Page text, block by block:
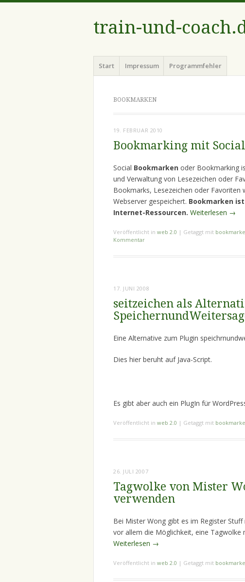
train-und-
Menü
Zum
Inhalt
Start Impressum Programmfehler
BOOKMARKEN
19. FEBRUAR 2010
Bookmarking mit
Social Bookmarken oder Bookmarking
und Verwaltung von Lesezeichen oder
Bookmarks, Lesezeichen oder
Webserver gespeichert. Bookmarken
Internet-Ressourcen. Weiterlesen →
Veröffentlicht in web 2.0 | Getaggt mit
Kommentar
17. JUNI 2008
seitzeichen als
Eine Alternative zum Plugin
Dies hier beruht auf Java-Script.
Es gibt aber auch ein PlugIn für
Veröffentlicht in web 2.0 | Getaggt mit
26. JULI 2007
Tagwolke von Mister
verwenden
Bei Mister Wong gibt es im Register
vor allem die Möglichkeit, eine
Weiterlesen →
Veröffentlicht in web 2.0 | Getaggt mit